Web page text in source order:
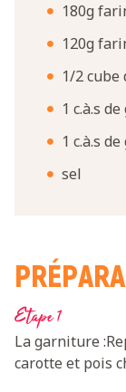
180g
120g
1/2
1 c.à.s
1 c.à.s
sel
Etape 1
La garniture
carotte et pois